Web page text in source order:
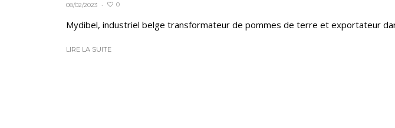
08/02/2023 · 0
Mydibel, industriel belge transformateur de pommes de terre et exportateur
LIRE LA SUITE